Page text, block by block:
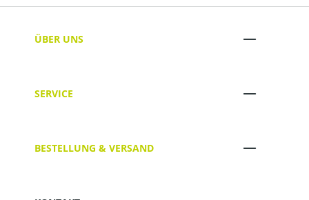
ÜBER UNS
SERVICE
BESTELLUNG & VERSAND